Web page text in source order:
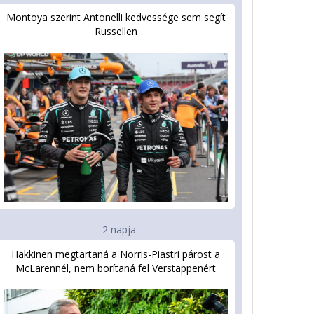
Montoya szerint Antonelli kedvessége sem segít
Russellen
2 napja
Hakkinen megtartaná a Norris-Piastri párost a
McLarennél, nem borítaná fel Verstappenért